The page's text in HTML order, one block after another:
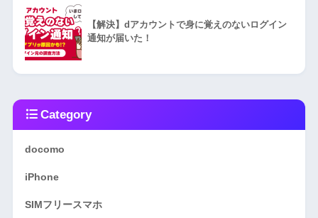
【解決】dアカウントで身に覚えのないログイン
通知が届いた！
Category
docomo
iPhone
SIMフリースマホ